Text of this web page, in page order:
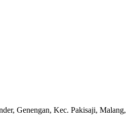
Genengan, Kec. Pakisaji, Malang,